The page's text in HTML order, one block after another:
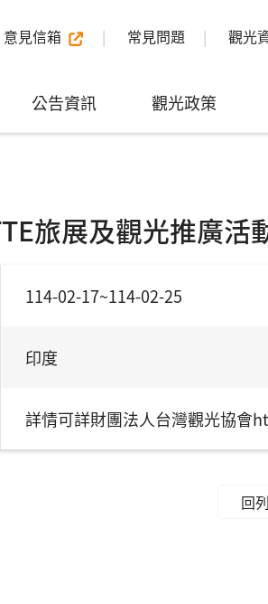
意見信箱 常見問題 觀光
公告資訊 觀光政策
旅展及觀光推廣活
114-02-17~114-02-25
印度
詳情可詳財團法人台灣觀光協
回